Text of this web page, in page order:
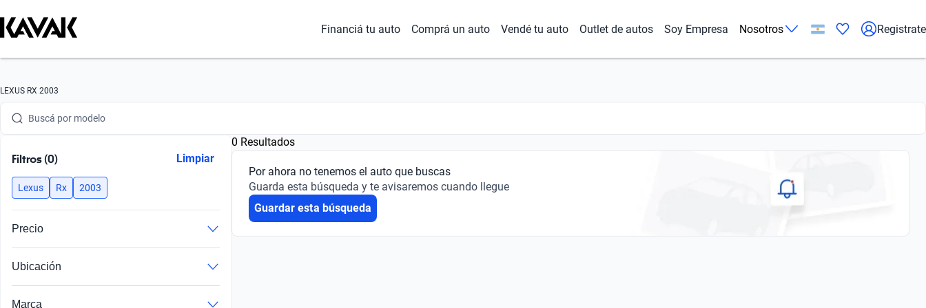
Financiá tu auto Comprá un auto Vendé tu auto Outlet de autos Soy Empresa Nosotros Registrate
LEXUS RX 2003Buscá por marca
Buscá por modelo
Buscá por año
Buscá por marca
Buscá por versión
Buscá por año
Filtros (0) Limpiar
Lexus Rx 2003
Precio
Ubicación
Marca
0 Resultados
Por ahora no tenemos el auto que buscas
Guarda esta búsqueda y te avisaremos cuando llegue
Guardar esta búsqueda